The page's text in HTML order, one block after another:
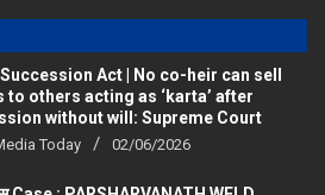
Act | No co-heir can sell
to others acting as ‘karta’ after
without will: Supreme Court
Today 02/06/2026